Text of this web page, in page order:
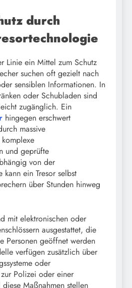
durch
Linie ein Mittel zum Schutz
suchen oft gezielt nach
sensiblen Informationen. In
oder Schubladen sind
zugänglich. Ein
hingegen erschwert
massive
und geprüfte
von der
kann ein Tresor selbst
über Stunden hinweg
mit elektronischen oder
ausgestattet, die
Personen geöffnet werden
verfügen zusätzlich über
oder
Polizei oder einer
Maßnahmen stellen